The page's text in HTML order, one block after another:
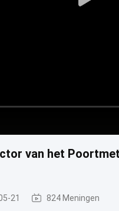
van het
21 824 Meningen